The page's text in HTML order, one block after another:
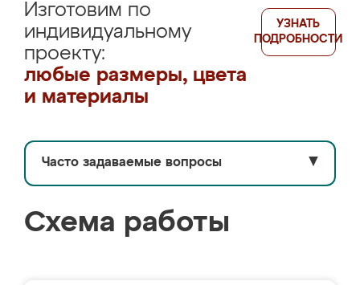
Изготовим по
индивидуальному
проекту:
любые размеры, цвета
и материалы
УЗНАТЬ
ПОДРОБНОСТИ
Часто задаваемые вопросы ▼
Схема работы